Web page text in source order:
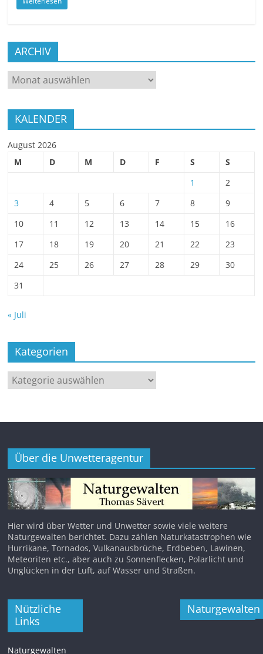
ARCHIV
ARCHIV
KALENDER
August 2026
M
D M D F S
S
1
2
3
4 5 6 7 8
9
10
11 12 13 14 15
16
17
18 19 20 21 22
23
24
25 26 27 28 29
30
31
« Juli
Kategorien
Kategorien
Über die Unwetteragentur
Hier wird über Wetter und Unwetter sowie viele weitere
Naturgewalten berichtet. Dazu zählen Naturkatastrophen wie
Hurrikane, Tornados, Vulkanausbrüche, Erdbeben, Lawinen,
Meteoriten etc., aber auch zu Sonnenflecken, Polarlicht und
Unglücken in der Luft, auf Wasser und Straßen.
Nützliche
Links
Naturgewalten
Naturgewalten